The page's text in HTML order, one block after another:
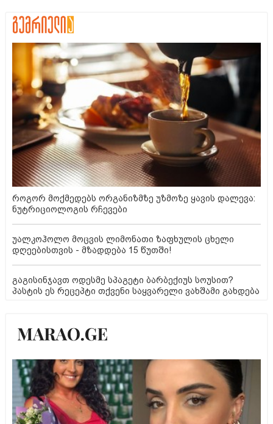
როგორ მოქმედებს ორგანიზმზე უზმოზე ყავის დალევა:
ნუტრიციოლოგის რჩევები
უალკოჰოლო მოცვის ლიმონათი ზაფხულის ცხელი
დღეებისთვის - მზადდება 15 წუთში!
გაგისინჯავთ ოდესმე სპაგეტი ბარბექიუს სოუსით?
პასტის ეს რეცეპტი თქვენი საყვარელი ვახშამი გახდება